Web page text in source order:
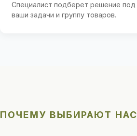
Специалист подберет решение под
ваши задачи и группу товаров.
ПОЧЕМУ ВЫБИРАЮТ НАС